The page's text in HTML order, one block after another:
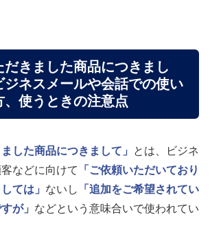
だきました商品につきまし
ジネスメールや会話での使い
、使うときの注意点
した商品につきまして」
とは、ビジネ
などに向けて
「ご依頼いただいており
ては」 ないし
「追加をご希望されてい
が」 などという意味合いで使われてい